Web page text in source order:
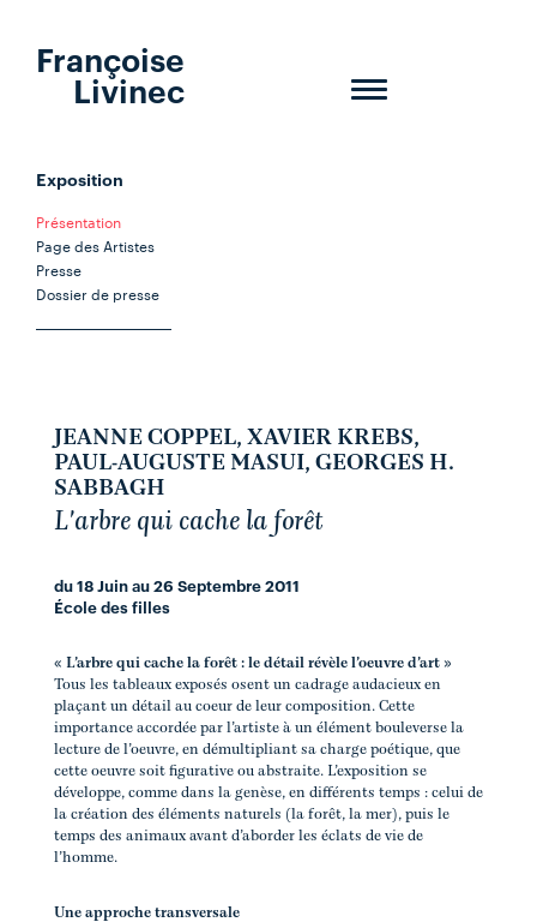
Toggle
Françoise
Livinec
Exposition
Présentation
Page des Artistes
Presse
Dossier de presse
JEANNE COPPEL, XAVIER KREBS,
PAUL-AUGUSTE MASUI, GEORGES H.
SABBAGH
L'arbre qui cache la forêt
du 18 Juin au 26 Septembre 2011
École des filles
« L’arbre qui cache la forêt : le détail révèle l’oeuvre d’art »
Tous les tableaux exposés osent un cadrage audacieux en
plaçant un détail au coeur de leur composition. Cette
importance accordée par l’artiste à un élément bouleverse la
lecture de l’oeuvre, en démultipliant sa charge poétique, que
cette oeuvre soit figurative ou abstraite. L’exposition se
développe, comme dans la genèse, en différents temps : celui de
la création des éléments naturels (la forêt, la mer), puis le
temps des animaux avant d’aborder les éclats de vie de
l’homme.
Une approche transversale